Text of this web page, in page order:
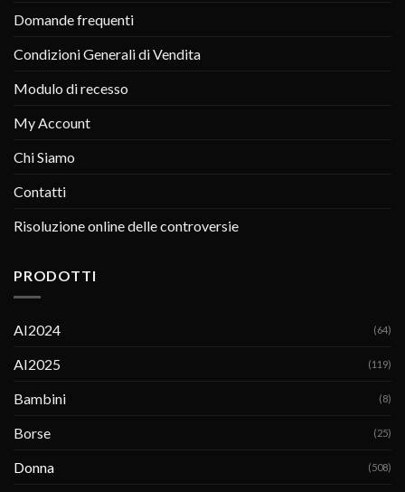
Domande frequenti
Condizioni Generali di Vendita
Modulo di recesso
My Account
Chi Siamo
Contatti
Risoluzione online delle controversie
PRODOTTI
AI2024 (64)
AI2025 (119)
Bambini (8)
Borse (25)
Donna (508)